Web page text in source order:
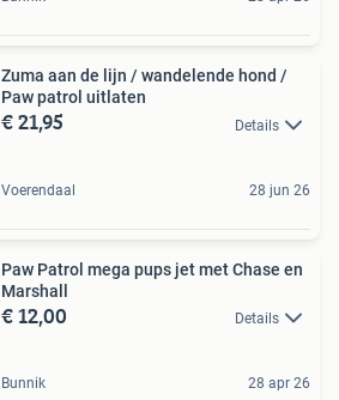
Zuma aan de lijn / wandelende hond /
Paw patrol uitlaten
€ 21,95 Details
Voerendaal 28 jun 26
Paw Patrol mega pups jet met Chase en
Marshall
€ 12,00 Details
Bunnik 28 apr 26